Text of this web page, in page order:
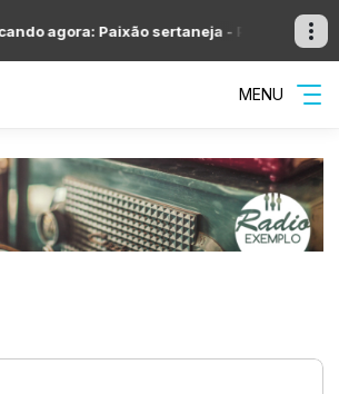
agora: Paixão sertaneja - Parte 6
MENU